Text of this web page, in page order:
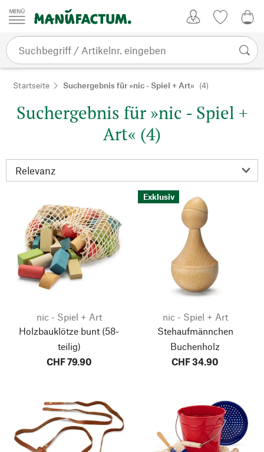
Zum Inhalt springen
Startseite Suchergebnis für »nic - Spiel + Art« (4)
Suchergebnis für »nic - Spiel +
Art« (4)
nic - Spiel + Art
Holzbauklötze bunt (58-
teilig)
CHF 79.90
Exklusiv
nic - Spiel + Art
Stehaufmännchen
Buchenholz
CHF 34.90